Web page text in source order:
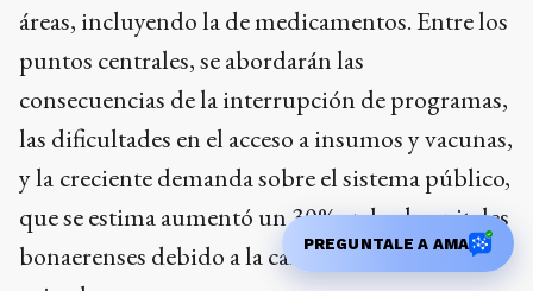
áreas, incluyendo la de medicamentos. Entre los
puntos centrales, se abordarán las
consecuencias de la interrupción de programas,
las dificultades en el acceso a insumos y vacunas,
y la creciente demanda sobre el sistema público,
que se estima aumentó un 30% en los hospitales
bonaerenses debido a la caída de coberturas
PREGUNTALE A AMA